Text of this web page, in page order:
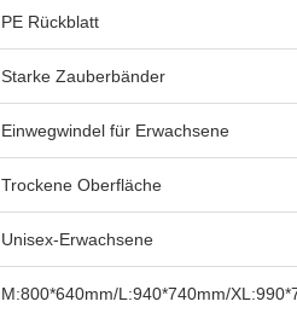
PE Rückblatt
Starke Zauberbänder
Einwegwindel für Erwachsene
Trockene Oberfläche
Unisex-Erwachsene
M:800*640mm/L:940*740mm/